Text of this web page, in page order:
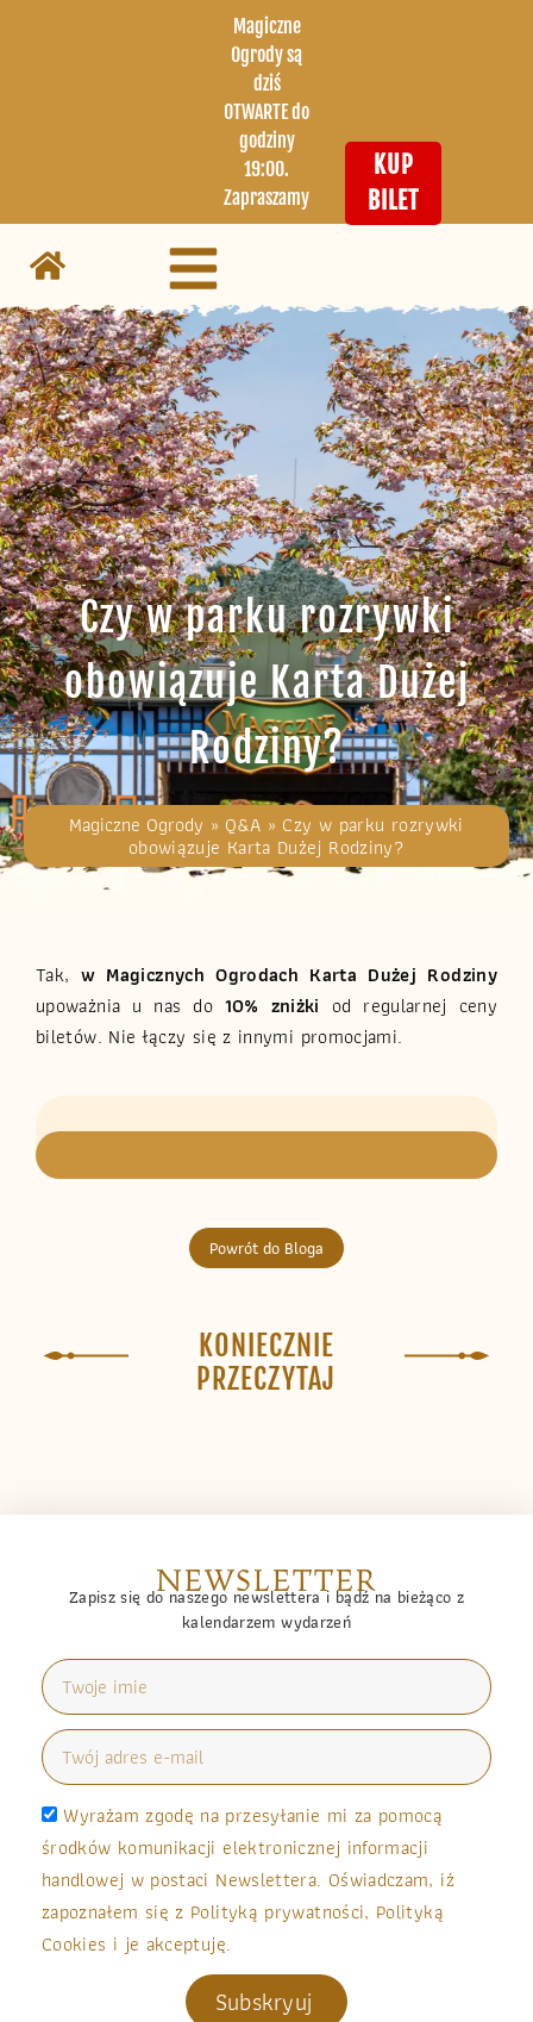
Magiczne
Ogrody są
dziś
OTWARTE do
godziny
19:00.
Zapraszamy
KUP
BILET
Czy w parku rozrywki
obowiązuje Karta Dużej
Rodziny?
Magiczne Ogrody » Q&A » Czy w parku rozrywki
obowiązuje Karta Dużej Rodziny?
Tak, w Magicznych Ogrodach Karta Dużej Rodziny
upoważnia u nas do 10% zniżki od regularnej ceny
biletów. Nie łączy się z innymi promocjami.
Powrót do Bloga
KONIECZNIE
PRZECZYTAJ
NEWSLETTER
Zapisz się do naszego newslettera i bądź na bieżąco z
kalendarzem wydarzeń
Wyrażam zgodę na przesyłanie mi za pomocą
środków komunikacji elektronicznej informacji
handlowej w postaci Newslettera. Oświadczam, iż
zapoznałem się z Polityką prywatności, Polityką
Cookies i je akceptuję.
Subskryuj